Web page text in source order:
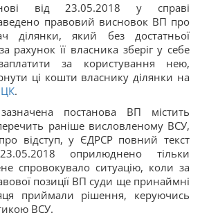
від 23.05.2018 у справі
правовий висновок ВП про
ділянки, який без достатньої
рахунок її власника зберіг у себе
за користування нею,
ці кошти власнику ділянки на
ЦК.
постанова ВП містить
раніше висловленому ВСУ,
відступ, у ЄДРСР повний текст
оприлюднено тільки
спровокувало ситуацію, коли за
позиції ВП суди ще принаймні
приймали рішення, керуючись
ВСУ.